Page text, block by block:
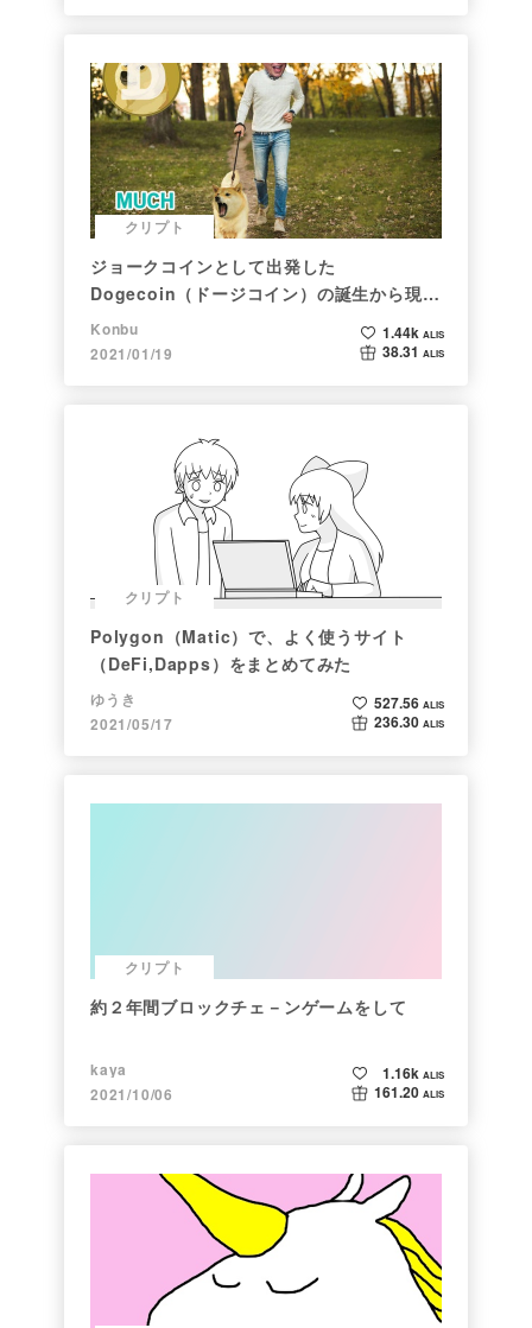
クリプト
ジョークコインとして出発した
Dogecoin（ドージコイン）の誕生から現在
まで。注目される非証券性🐶
Konbu
2021/01/19
1.44k ALIS
38.31 ALIS
クリプト
Polygon（Matic）で、よく使うサイト
（DeFi,Dapps）をまとめてみた
ゆうき
2021/05/17
527.56 ALIS
236.30 ALIS
クリプト
約２年間ブロックチェ－ンゲームをして
kaya
2021/10/06
1.16k ALIS
161.20 ALIS